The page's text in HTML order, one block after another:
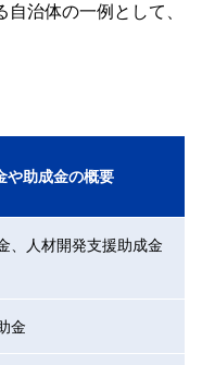
治体の一例として、
や助成金の概要
、人材開発支援助成金
金